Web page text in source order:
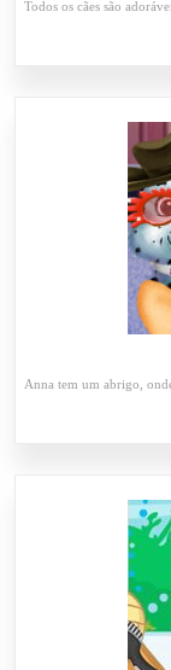
Todos os cães são
Anna tem um abrigo,